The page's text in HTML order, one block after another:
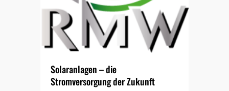
Solaranlagen – die
Stromversorgung der Zukunft